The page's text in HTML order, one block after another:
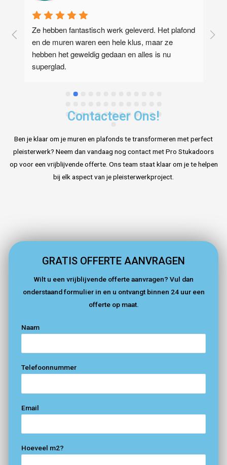
Ze hebben fantastisch werk geleverd. Het plafond
en de muren waren een hele klus, maar ze
hebben het geweldig gedaan en alles is nu
superglad.
Contacteer Ons!
Ben je klaar om je muren en plafonds te transformeren met perfect
pleisterwerk? Neem dan vandaag nog contact met Pro Stukadoors
op voor een vrijblijvende offerte. Ons team staat klaar om je te helpen
bij elk aspect van je pleisterwerkproject.
GRATIS OFFERTE AANVRAGEN
Wilt u een vrijblijvende offerte aanvragen? Vul dan
onderstaand formulier in en u ontvangt binnen 24 uur een
offerte op maat.
Naam
Telefoonnummer
Email
Hoeveel m2?